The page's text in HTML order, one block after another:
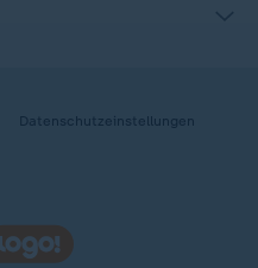
Datenschutzeinstellungen